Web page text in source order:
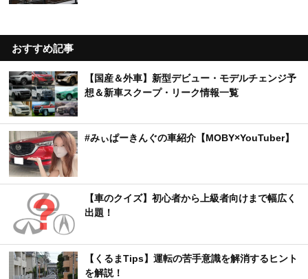
おすすめ記事
【国産＆外車】新型デビュー・モデルチェンジ予
想＆新車スクープ・リーク情報一覧
#みぃぱーきんぐの車紹介【MOBY×YouTuber】
【車のクイズ】初心者から上級者向けまで幅広く
出題！
【くるまTips】運転の苦手意識を解消するヒント
を解説！